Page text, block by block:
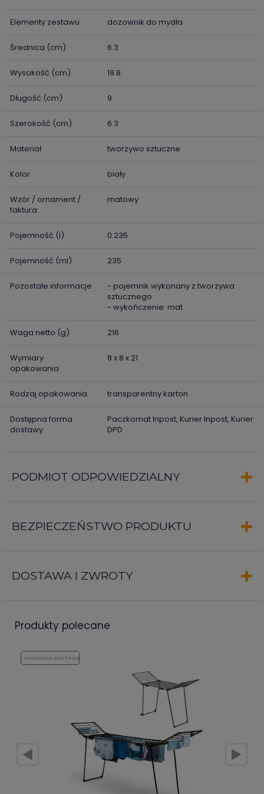
Elementy zestawu dozownik do mydła
Średnica (cm) 6.3
Wysokość (cm) 19.8
Długość (cm) 9
Szerokość (cm) 6.3
Materiał tworzywo sztuczne
Kolor biały
Wzór / ornament /
faktura
matowy
Pojemność (l) 0.235
Pojemność (ml) 235
Pozostałe informacje
- pojemnik wykonany z tworzywa
sztucznego
- wykończenie: mat
Waga netto (g) 216
Wymiary
opakowania
8 x 8 x 21
Rodzaj opakowania transparentny karton
Dostępna forma
dostawy
Paczkomat Inpost, Kurier Inpost, Kurier
DPD
PODMIOT ODPOWIEDZIALNY
BEZPIECZEŃSTWO PRODUKTU
DOSTAWA I ZWROTY
produkty polecane
DARMOWA DOSTAWA